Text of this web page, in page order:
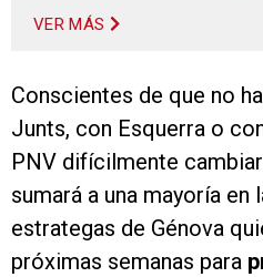
VER MÁS
Conscientes de que no
Junts, con Esquerra o
PNV difícilmente
sumará a una mayoría
estrategas de Génova
próximas semanas para